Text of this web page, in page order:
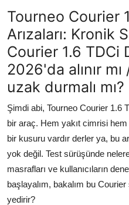
Tourneo Courier
Arızaları: Kronik
Courier 1.6 TDCi
2026'da alınır
uzak durmalı mı?
Şimdi abi, Tourneo Courier 1.6
bir araç. Hem yakıt cimrisi
bir kusuru vardır derler ya, bu
yok değil. Test sürüşünde
masrafları ve kullanıcıların
başlayalım, bakalım bu
yedirir?